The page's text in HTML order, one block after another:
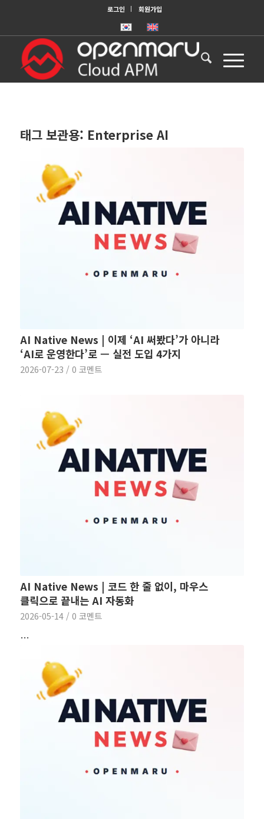
로그인 회원가입
태그 보관용: Enterprise AI
AI Native News | 이제 ‘AI 써봤다’가 아니라
‘AI로 운영한다’로 — 실전 도입 4가지
2026-07-23 / 0 코멘트
AI Native News | 코드 한 줄 없이, 마우스
클릭으로 끝내는 AI 자동화
2026-05-14 / 0 코멘트
…